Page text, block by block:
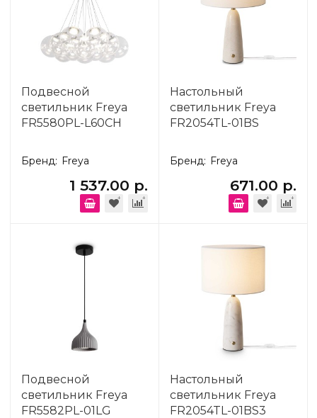
Подвесной
светильник Freya
FR5580PL-L60CH
Бренд: Freya
1 537.00 р.
Настольный
светильник Freya
FR2054TL-01BS
Бренд: Freya
671.00 р.
Подвесной
светильник Freya
FR5582PL-01LG
Настольный
светильник Freya
FR2054TL-01BS3